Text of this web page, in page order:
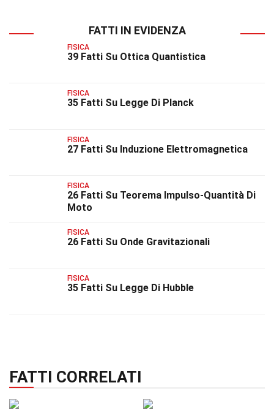
FATTI IN EVIDENZA
FISICA
39 Fatti Su Ottica Quantistica
FISICA
35 Fatti Su Legge Di Planck
FISICA
27 Fatti Su Induzione Elettromagnetica
FISICA
26 Fatti Su Teorema Impulso-Quantità Di
Moto
FISICA
26 Fatti Su Onde Gravitazionali
FISICA
35 Fatti Su Legge Di Hubble
FATTI CORRELATI